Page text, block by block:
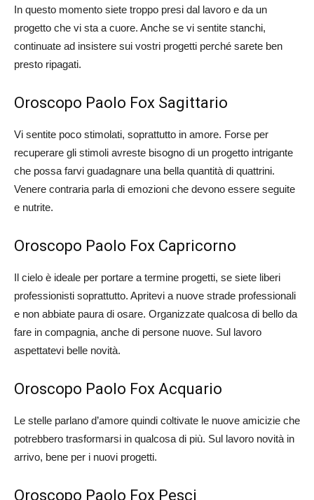
In questo momento siete troppo presi dal lavoro e da un
progetto che vi sta a cuore. Anche se vi sentite stanchi,
continuate ad insistere sui vostri progetti perché sarete ben
presto ripagati.
Oroscopo Paolo Fox Sagittario
Vi sentite poco stimolati, soprattutto in amore. Forse per
recuperare gli stimoli avreste bisogno di un progetto intrigante
che possa farvi guadagnare una bella quantità di quattrini.
Venere contraria parla di emozioni che devono essere seguite
e nutrite.
Oroscopo Paolo Fox Capricorno
Il cielo è ideale per portare a termine progetti, se siete liberi
professionisti soprattutto. Apritevi a nuove strade professionali
e non abbiate paura di osare. Organizzate qualcosa di bello da
fare in compagnia, anche di persone nuove. Sul lavoro
aspettatevi belle novità.
Oroscopo Paolo Fox Acquario
Le stelle parlano d’amore quindi coltivate le nuove amicizie che
potrebbero trasformarsi in qualcosa di più. Sul lavoro novità in
arrivo, bene per i nuovi progetti.
Oroscopo Paolo Fox Pesci